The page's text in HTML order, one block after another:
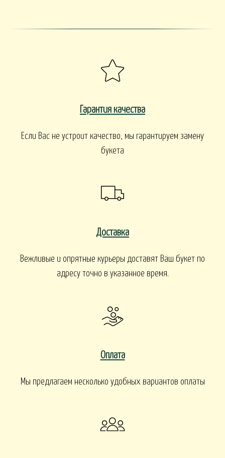
Гарантия качества
Если Вас не устроит качество, мы гарантируем замену
букета
Доставка
Вежливые и опрятные курьеры доставят Ваш букет по
адресу точно в указанное время.
Оплата
Мы предлагаем несколько удобных вариантов оплаты